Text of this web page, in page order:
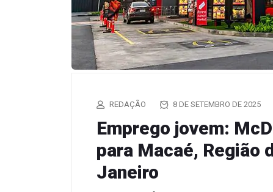
REDAÇÃO 8 DE SETEMBRO DE 2025
Emprego jovem:
para Macaé, Região
Janeiro